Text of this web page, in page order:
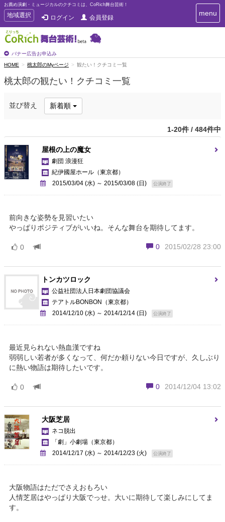
お薦め演劇・ミュージカルのクチコミは、CoRich舞台芸術！
T
o
g
g
e
n
v
a
地域選択 ログイン 会員登録
バナー広告お申込み
T
o
t
menu
HOME 桃太郎のMyページ 観たい！クチコミ一覧
桃太郎の観たい！クチコミ一覧
並び替え 新着順
1-20件 / 484件中
屋根の上の魔女
劇団 浪漫狂
紀伊國屋ホール （東京都）
2015/03/04 (水) ～ 2015/03/08 (日)
公演終了
前向きな姿勢を見習いたい
やっぱりポジティブがいいね。そんな舞台を期待してます。
0 2015/02/28 23:00
0
トンカツロック
公益社団法人日本劇団協議会
テアトルBONBON （東京都）
2014/12/10 (水) ～ 2014/12/14 (日)
公演終了
最近見られない熱血漢ですね
弱弱しい若者が多くなって、何だか頼りない今日ですが、久しぶり
に熱い物語は期待したいです。
0 2014/12/04 13:02
0
大阪芝居
ネコ脱出
「劇」小劇場 （東京都）
2014/12/17 (水) ～ 2014/12/23 (火)
公演終了
大阪物語はただでさえおもろい
人情芝居はやっぱり大阪でっせ。大いに期待して楽しみにしてま
す。